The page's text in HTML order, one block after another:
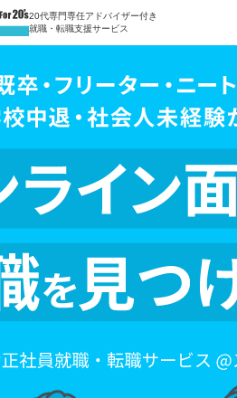
20代専門専任アドバイザー付き
就職・転職支援サービス